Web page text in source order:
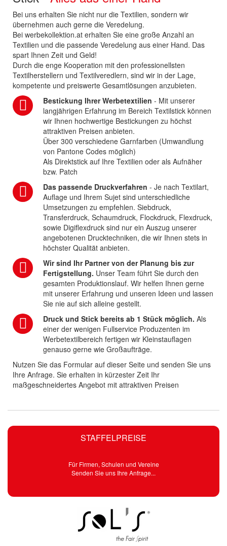
STAFFELPREISE
Für Firmen, Schulen und Vereine
Senden Sie uns Ihre Anfrage...
Bei uns erhalten Sie nicht nur die Textilien, sondern wir
übernehmen auch gerne die Veredelung.
Bei werbekollektion.at erhalten Sie eine große Anzahl an
Textilien und die passende Veredelung aus einer Hand. Das
spart Ihnen Zeit und Geld!
Durch die enge Kooperation mit den professionellsten
Textilherstellern und Textilveredlern, sind wir in der Lage,
kompetente und preiswerte Gesamtlösungen anzubieten.
Bestickung Ihrer Werbetextilien - Mit unserer
langjährigen Erfahrung im Bereich Textilstick können
wir Ihnen hochwertige Bestickungen zu höchst
attraktiven Preisen anbieten.
Über 300 verschiedene Garnfarben (Umwandlung
von Pantone Codes möglich)
Als Direktstick auf Ihre Textilien oder als Aufnäher
bzw. Patch
Das passende Druckverfahren - Je nach Textilart,
Auflage und Ihrem Sujet sind unterschiedliche
Umsetzungen zu empfehlen. Siebdruck,
Transferdruck, Schaumdruck, Flockdruck, Flexdruck,
sowie Digiflexdruck sind nur ein Auszug unserer
angebotenen Drucktechniken, die wir Ihnen stets in
höchster Qualität anbieten.
Wir sind Ihr Partner von der Planung bis zur
Fertigstellung. Unser Team führt Sie durch den
gesamten Produktionslauf. Wir helfen Ihnen gerne
mit unserer Erfahrung und unseren Ideen und lassen
Sie nie auf sich alleine gestellt.
Druck und Stick bereits ab 1 Stück möglich. Als
einer der wenigen Fullservice Produzenten im
Werbetextilbereich fertigen wir Kleinstauflagen
genauso gerne wie Großaufträge.
Nutzen Sie das Formular auf dieser Seite und senden Sie uns
Ihre Anfrage. Sie erhalten in kürzester Zeit Ihr
maßgeschneidertes Angebot mit attraktiven Preisen